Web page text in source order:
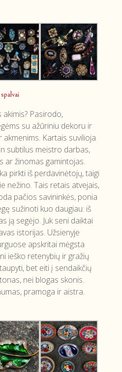
akimis? Pasirodo,
su ažūriniu dekoru ir
Kartais suvilioja
subtilus meistro darbas,
ar žinomas gamintojas.
pirkti iš perdavinėtojų, taigi
nežino. Tais retais atvejais,
pačios savininkės, ponia
sužinoti kuo daugiau: iš
ją segėjo. Juk seni daiktai
istorijas. Užsienyje
apskritai mėgsta
ieško retenybių ir gražių
bet eiti į sendaikčių
nei blogas skonis.
pramoga ir aistra.